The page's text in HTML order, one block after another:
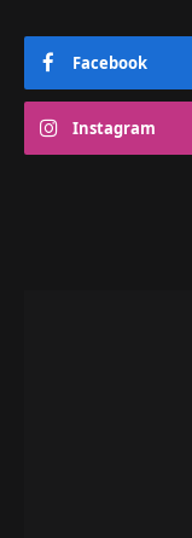
Facebook
Instagram